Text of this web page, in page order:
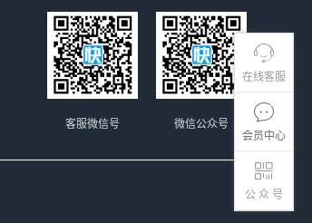
在线客服
会员中心
公 众 号
微信公众号
客服微信号